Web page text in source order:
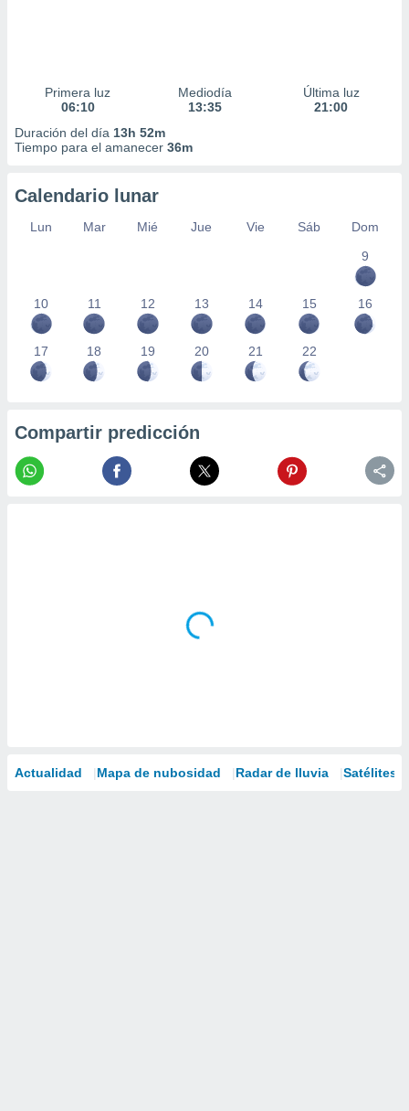
Primera luz
06:10
Mediodía
13:35
Última luz
21:00
Duración del día 13h 52m
Tiempo para el amanecer 36m
Calendario lunar
Lun Mar Mié Jue Vie Sáb
Dom
9
10 11 12 13 14 15 16
17 18 19 20 21 22
Compartir predicción
Actualidad Mapa de nubosidad Radar de lluvia Satélites